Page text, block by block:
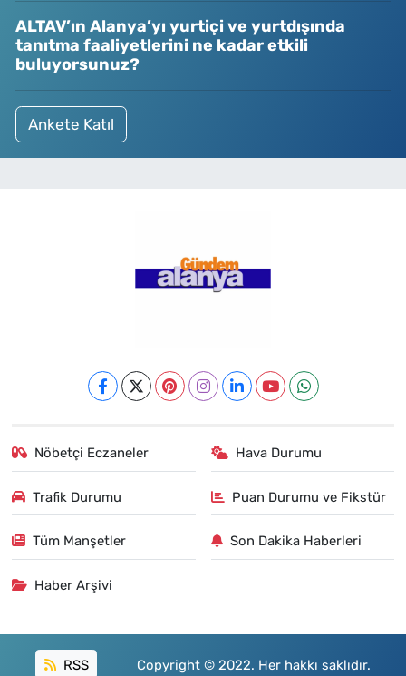
ALTAV’ın Alanya’yı yurtiçi ve yurtdışında
tanıtma faaliyetlerini ne kadar etkili
buluyorsunuz?
Ankete Katıl
Nöbetçi Eczaneler Hava Durumu
Trafik Durumu Puan Durumu ve Fikstür
Tüm Manşetler Son Dakika Haberleri
Haber Arşivi
RSS Copyright © 2022. Her hakkı saklıdır.